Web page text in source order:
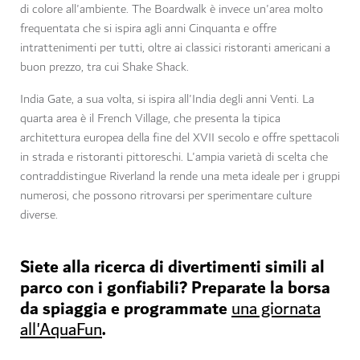
di colore all'ambiente. The Boardwalk è invece un'area molto
frequentata che si ispira agli anni Cinquanta e offre
intrattenimenti per tutti, oltre ai classici ristoranti americani a
buon prezzo, tra cui Shake Shack.
India Gate, a sua volta, si ispira all'India degli anni Venti. La
quarta area è il French Village, che presenta la tipica
architettura europea della fine del XVII secolo e offre spettacoli
in strada e ristoranti pittoreschi. L'ampia varietà di scelta che
contraddistingue Riverland la rende una meta ideale per i gruppi
numerosi, che possono ritrovarsi per sperimentare culture
diverse.
Siete alla ricerca di divertimenti simili al
parco con i gonfiabili? Preparate la borsa
da spiaggia e programmateuna giornata
all'AquaFun.